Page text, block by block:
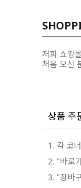
저희 쇼핑
처음 오신
상품 주
1. 각 코
2. "바로
3. "장바